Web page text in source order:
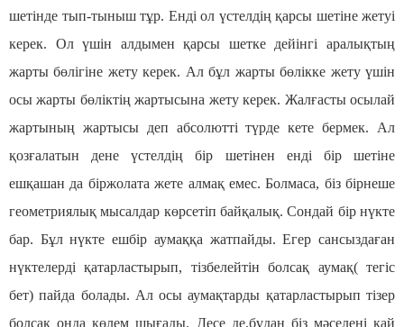
шетінде тып-тыныш тұр. Енді ол үстелдің қарсы шетіне жетуі
керек. Ол үшін алдымен қарсы шетке дейінгі аралықтың
жарты бөлігіне жету керек. Ал бұл жарты бөлікке жету үшін
осы жарты бөліктің жартысына жету керек. Жалғасты осылай
жартының жартысы деп абсолютті түрде кете бермек. Ал
қозғалатын дене үстелдің бір шетінен енді бір шетіне
ешқашан да біржолата жете алмақ емес. Болмаса, біз бірнеше
геометриялық мысалдар көрсетіп байқалық. Сондай бір нүкте
бар. Бұл нүкте ешбір аумаққа жатпайды. Егер сансыздаған
нүктелерді қатарластырып, тізбелейтін болсақ аумақ( тегіс
бет) пайда болады. Ал осы аумақтарды қатарластырып тізер
болсақ онда көлем шығады. Десе де,бұдан біз мәселені қай